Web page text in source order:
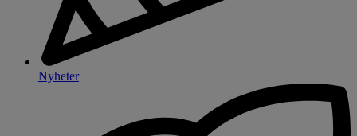
Nyheter